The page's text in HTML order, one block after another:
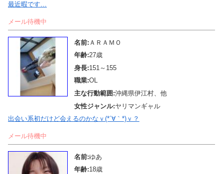
最近暇です…
メール待機中
名前: ＡＲＡＭＯ
年齢:27歳
身長:151～155
職業:OL
主な行動範囲:沖縄県伊江村、他
女性ジャンル:ヤリマンギャル
出会い系初だけど会えるのかなｖ(*´∀｀*)ｖ？
メール待機中
名前:ゆあ
年齢:18歳